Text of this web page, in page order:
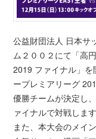
公益財団法人 日本サ
ム２００２にて「高
2019 ファイナル」
ープレミアリーグ
優勝チームが決定し
ァイナルで対戦します
また、本大会のメイ